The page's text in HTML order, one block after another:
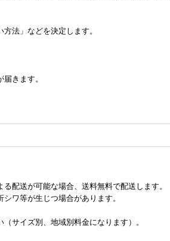
法」などを決定します。
きます。
配送が可能な場合、送料無料で配送します。
ワ等が生じつ場合があります。
サイズ別、地域別料金になります）。